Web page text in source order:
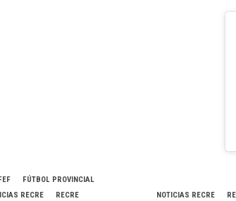
FÚTBOL PROVINCIAL
RECRE
RECRE NOTICIAS RECRE